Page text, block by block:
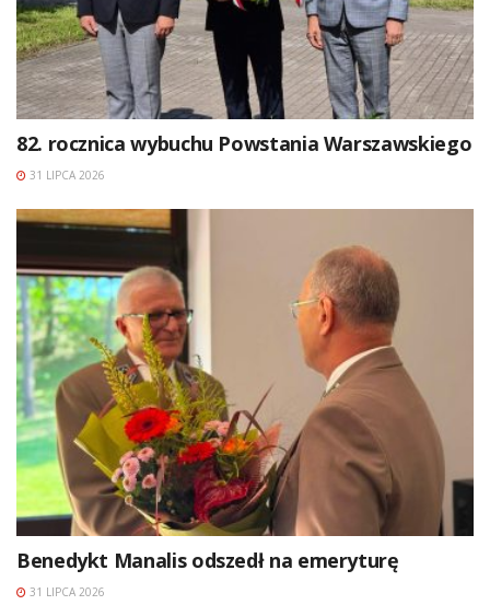
82. rocznica wybuchu Powstania Warszawskiego
31 LIPCA 2026
Benedykt Manalis odszedł na emeryturę
31 LIPCA 2026